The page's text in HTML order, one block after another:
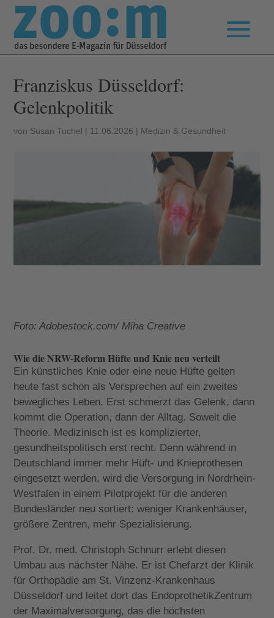
Franziskus Düsseldorf:
Gelenkpolitik
von Susan Tuchel | 11.06.2026 | Medizin & Gesundheit
Foto: Adobestock.com/ Miha Creative
Wie die NRW-Reform Hüfte und Knie neu verteilt
Ein künstliches Knie oder eine neue Hüfte gelten
heute fast schon als Versprechen auf ein zweites
bewegliches Leben. Erst schmerzt das Gelenk, dann
kommt die Operation, dann der Alltag. Soweit die
Theorie. Medizinisch ist es komplizierter,
gesundheitspolitisch erst recht. Denn während in
Deutschland immer mehr Hüft- und Knieprothesen
eingesetzt werden, wird die Versorgung in Nordrhein-
Westfalen in einem Pilotprojekt für die anderen
Bundesländer neu sortiert: weniger Krankenhäuser,
größere Zentren, mehr Spezialisierung.
Prof. Dr. med. Christoph Schnurr erlebt diesen
Umbau aus nächster Nähe. Er ist Chefarzt der Klinik
für Orthopädie am St. Vinzenz-Krankenhaus
Düsseldorf und leitet dort das EndoprothetikZentrum
der Maximalversorgung, das die höchsten